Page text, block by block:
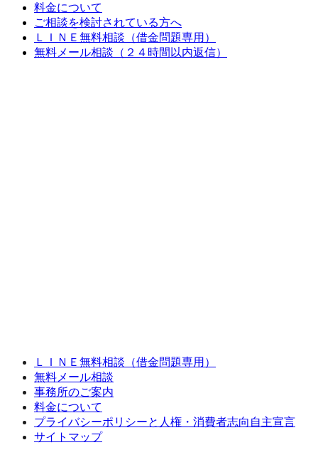
料金について
ご相談を検討されている方へ
ＬＩＮＥ無料相談（借金問題専用）
無料メール相談（２４時間以内返信）
ＬＩＮＥ無料相談（借金問題専用）
無料メール相談
事務所のご案内
料金について
プライバシーポリシーと人権・消費者志向自主宣言
サイトマップ